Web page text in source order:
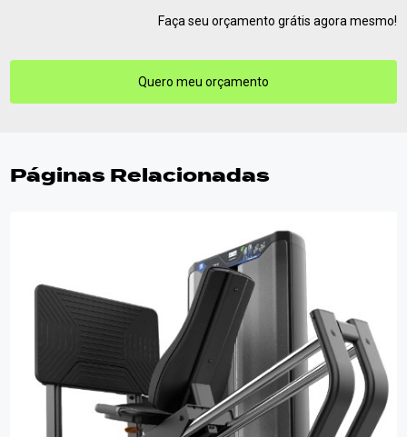
Faça seu orçamento grátis agora mesmo!
Quero meu orçamento
Páginas Relacionadas